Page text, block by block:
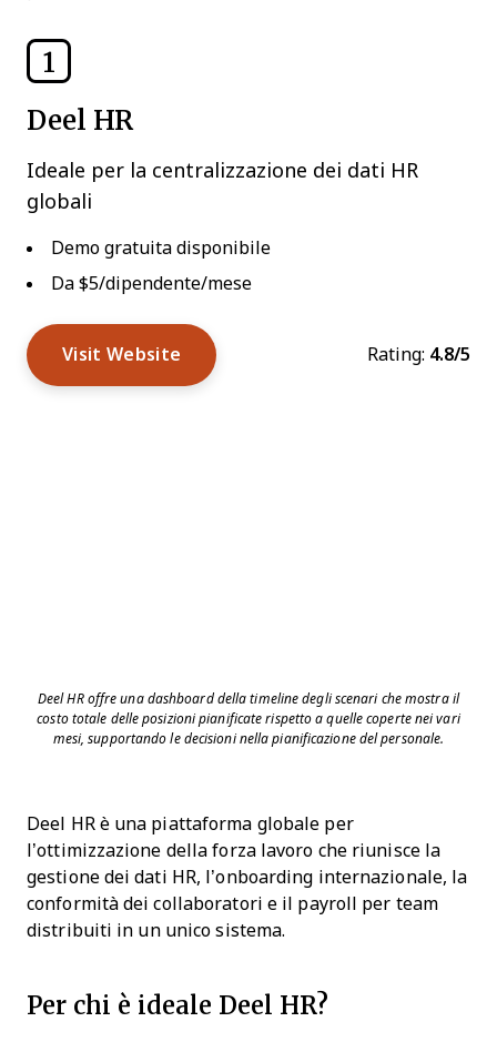
1
Deel HR
Ideale per la centralizzazione dei dati HR
globali
Demo gratuita disponibile
Da $5/dipendente/mese
Visit Website Rating: 4.8/5
Deel HR offre una dashboard della timeline degli scenari che mostra il
costo totale delle posizioni pianificate rispetto a quelle coperte nei vari
mesi, supportando le decisioni nella pianificazione del personale.
Deel HR è una piattaforma globale per
l’ottimizzazione della forza lavoro che riunisce la
gestione dei dati HR, l’onboarding internazionale, la
conformità dei collaboratori e il payroll per team
distribuiti in un unico sistema.
Per chi è ideale Deel HR?